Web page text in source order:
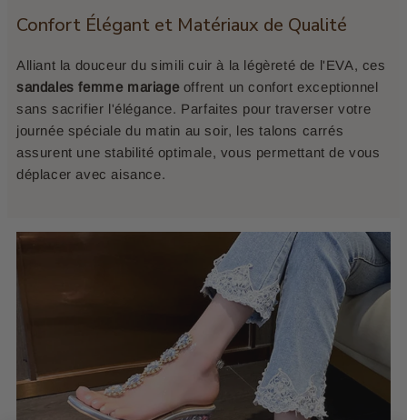
Confort Élégant et Matériaux de Qualité
Alliant la douceur du simili cuir à la légèreté de l'EVA, ces
sandales femme mariageoffrent un confort exceptionnel
sans sacrifier l'élégance. Parfaites pour traverser votre
journée spéciale du matin au soir, les talons carrés
assurent une stabilité optimale, vous permettant de vous
déplacer avec aisance.